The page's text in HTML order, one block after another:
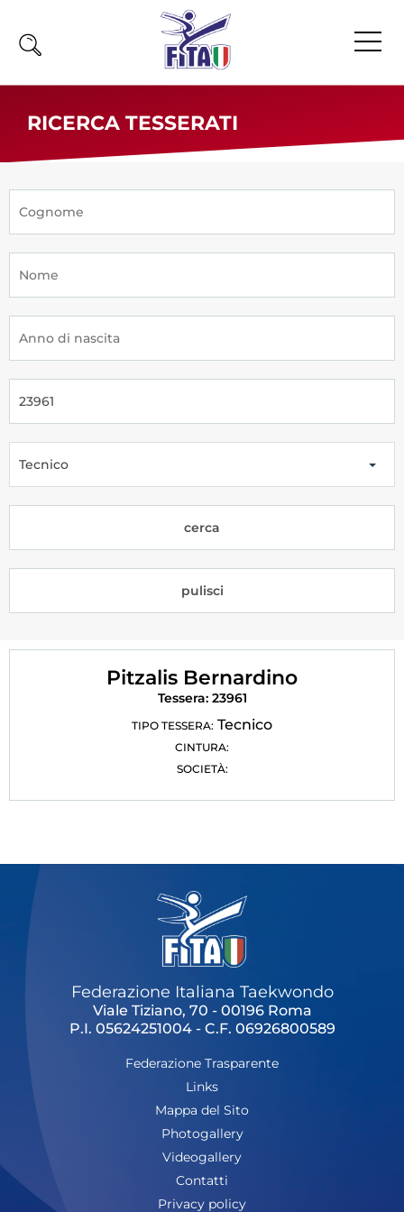
News
Olimpiadi
Atleti Poomsae e Freestyle
Tesseramento
Licenze WT
Formazione
Rivista Olympic Dream
Links
Mappa del sito
Cookie policy
Feed
Dove siamo
Federazione Trasparente
Fita HUB
RICERCA TESSERATI
Tecnico
cerca
pulisci
Pitzalis Bernardino
Tessera: 23961
TIPO TESSERA: Tecnico
CINTURA:
SOCIETÀ:
Federazione Italiana Taekwondo
Viale Tiziano, 70 - 00196 Roma
P.I. 05624251004 - C.F. 06926800589
Federazione Trasparente
Links
Mappa del Sito
Photogallery
Videogallery
Contatti
Privacy policy